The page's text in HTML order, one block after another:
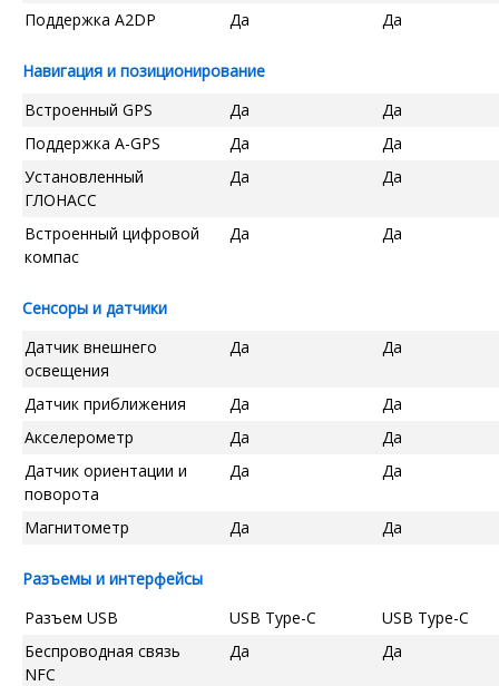
Поддержка A2DP Да Да
Навигация и позиционирование
Встроенный GPS
Да
Да
Поддержка A-GPS
Да
Да
Установленный
ГЛОНАСС
Да Да
Встроенный цифровой
компас
Да Да
Сенсоры и датчики
Датчик внешнего
освещения
Да Да
Датчик приближения Да
Да
Акселерометр
Да
Да
Датчик ориентации и
поворота
Да Да
Магнитометр Да Да
Разъемы и интерфейсы
Разъем USB
USB Type-C
USB Type-C
Беспроводная связь
NFC
Да Да